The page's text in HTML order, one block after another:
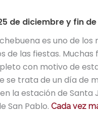
de diciembre y fin
es uno de los
de las fiestas. Muchas
con motivo de
se trata de un día de
la estación de Santa
San Pablo. Cada vez